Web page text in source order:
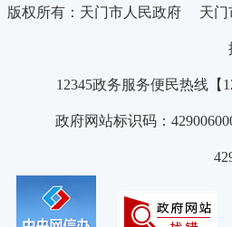
版权所有：天门市人民政府 天
12345政务服务便民热线【
政府网站标识码：